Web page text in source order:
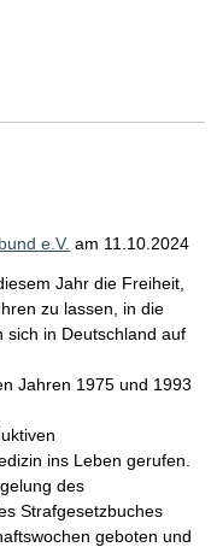
e.V. am 11.10.2024
Jahr die Freiheit,
zu lassen, in die
sich in Deutschland auf
Jahren 1975 und 1993
ins Leben gerufen.
des
Strafgesetzbuches
geboten und